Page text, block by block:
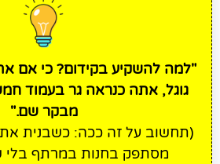
"למה להשקיע בקידום? כי אם
גוגל, אתה כנראה גר בעמוד
מבקר שם."
(תחשוב על זה ככה: כשבנית
מסתפק בחנות במרתף בלי